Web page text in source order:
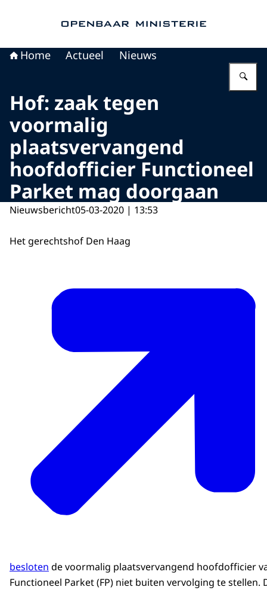
Home Actueel Nieuws
Hof: zaak tegen
voormalig
plaatsvervangend
hoofdofficier Functioneel
Parket mag doorgaan
Nieuwsbericht05-03-2020 | 13:53
Het gerechtshof Den Haag
besloten de voormalig plaatsvervangend hoofdofficier
Functioneel Parket (FP) niet buiten vervolging te stellen.